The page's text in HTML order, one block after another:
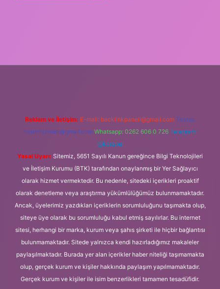
Reklam ve İletişim: E-mail: backlinkpaneli@gmail.com Teams:
forumhizmeti@gmail.com Whatsapp: 0262 606 0 726 Telegram:
@karabul
Yasal Uyarı: Sitemiz, 5651 Sayılı Kanun gereğince Bilgi Teknolojileri
ve İletişim Kurumu (BTK) tarafından onaylanmış bir Yer Sağlayıcı
olarak hizmet vermektedir. Bu nedenle, sitedeki içerikleri proaktif
olarak denetleme veya araştırma yükümlülüğümüz bulunmamaktadır.
Ancak, üyelerimiz yazdıkları içeriklerin sorumluluğunu taşımakta olup,
siteye üye olarak bu sorumluluğu kabul etmiş sayılırlar. Bu internet
sitesi, herhangi bir marka, kurum veya şahıs şirketi ile hiçbir bağlantısı
bulunmamaktadır. Sitede yalnızca kendi hazırladığımız makaleler
paylaşılmaktadır. Burada yer alan içerikler haber niteliği taşımamakta
olup, gerçek kurum ve kişiler hakkında paylaşım yapılmamaktadır.
Gerçek kurum ve kişiler ile isim benzerlikleri tamamen tesadüfidir.